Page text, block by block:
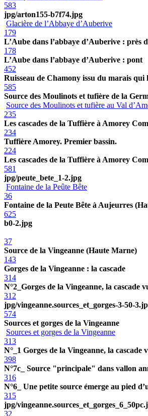
583
jpg/arton155-b7f74.jpg
Glacière de l’Abbaye d’Auberive
179
L’Aube dans l’abbaye d’Auberive : près
178
L’Aube dans l’abbaye d’Auberive : pont
452
Ruisseau de Chamony issu du marais
585
Source des Moulinots et tufière de la
Source des Moulinots et tufière au Val
235
Les cascades de la Tuffière à Amorey
234
Tuffière Amorey. Premier bassin.
224
Les cascades de la Tuffière à Amorey
581
jpg/peute_bete_1-2.jpg
Fontaine de la Peûte Bête
36
Fontaine de la Peute Bête à Aujeurres
625
b0-2.jpg
37
Source de la Vingeanne (Haute Marne)
143
Gorges de la Vingeanne : la cascade
314
N°2_Gorges de la Vingeanne, la cascade
312
jpg/vingeanne.sources_et_gorges-3-50-
574
Sources et gorges de la Vingeanne
Sources et gorges de la Vingeanne
313
N°_1 Gorges de la Vingeanne, la cascade
398
N°7c_ Source "principale" dans vallon
316
N°6_ Une petite source émerge au pied
315
jpg/
32